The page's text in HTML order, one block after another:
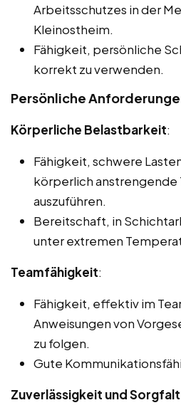
Arbeitsschutzes in der
Kleinostheim.
Fähigkeit, persönliche
korrekt zu verwenden.
Persönliche
Körperliche Belastbarkeit:
Fähigkeit, schwere
körperlich anstrengende
auszuführen.
Bereitschaft, in
unter extremen
Teamfähigkeit:
Fähigkeit, effektiv im
Anweisungen von
zu folgen.
Gute
Zuverlässigkeit und Sorgfalt